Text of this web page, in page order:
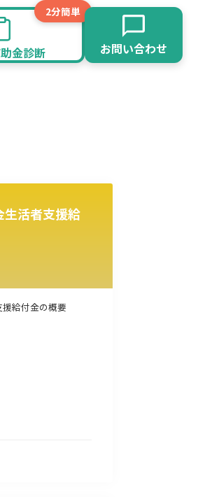
2分簡単
金診断 お問い合わせ
活者支援給
給付金の概要